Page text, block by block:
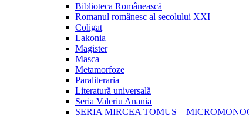
Biblioteca Românească
Romanul românesc al secolului XXI
Coligat
Lakonia
Magister
Masca
Metamorfoze
Paraliteraria
Literatură universală
Seria Valeriu Anania
SERIA MIRCEA TOMUȘ –